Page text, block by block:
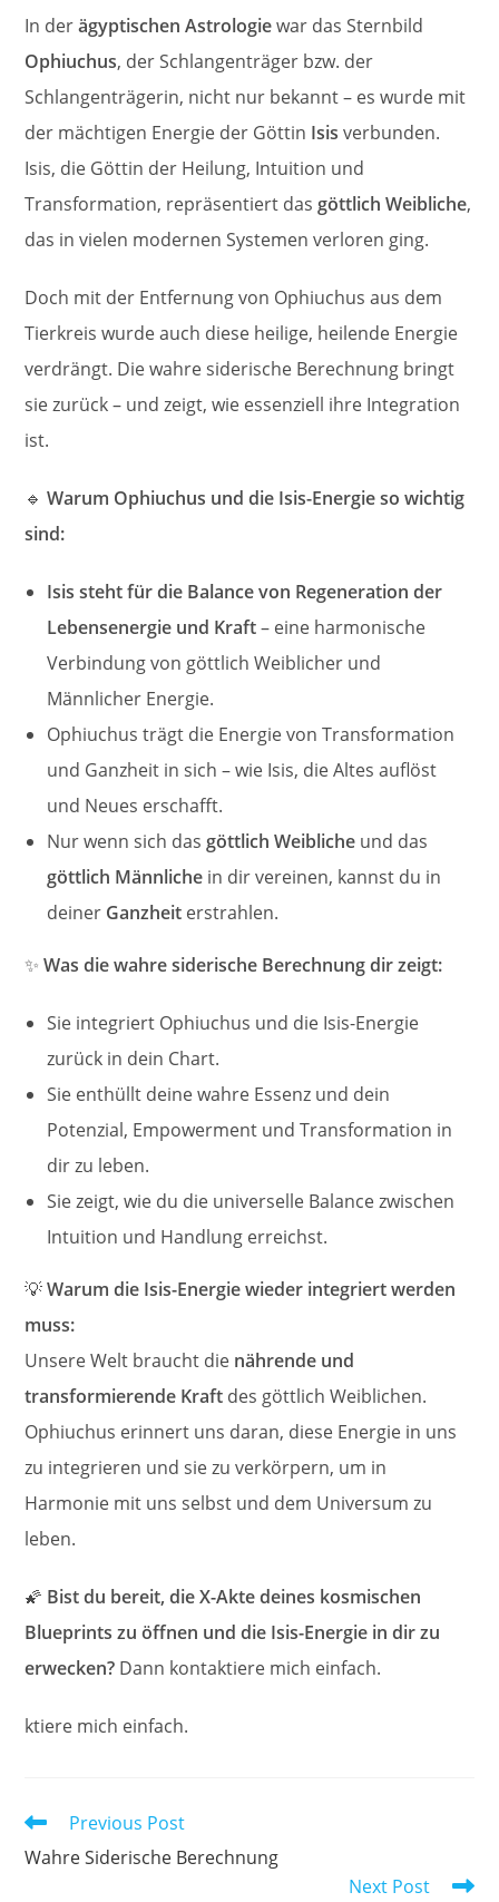
In derägyptischen Astrologiewar das Sternbild
Ophiuchus, der Schlangenträger bzw. der
Schlangenträgerin, nicht nur bekannt – es wurde mit
der mächtigen Energie der Göttin Isis verbunden.
Isis, die Göttin der Heilung, Intuition und
Transformation, repräsentiert das göttlich Weibliche,
das in vielen modernen Systemen verloren ging.
Doch mit der Entfernung von Ophiuchus aus dem
Tierkreis wurde auch diese heilige, heilende Energie
verdrängt. Die wahre siderische Berechnung bringt
sie zurück – und zeigt, wie essenziell ihre Integration
ist.
🔹Warum Ophiuchus und die Isis-Energie so wichtig
sind:
Isis steht für die Balance von Regeneration der
Lebensenergie und Kraft– eine harmonische
Verbindung von göttlich Weiblicher und
Männlicher Energie.
Ophiuchus trägt die Energie von Transformation
und Ganzheit in sich – wie Isis, die Altes auflöst
und Neues erschafft.
Nur wenn sich das göttlich Weibliche und das
göttlich Männliche in dir vereinen, kannst du in
deiner Ganzheit erstrahlen.
✨Was die wahre siderische Berechnung dir zeigt:
Sie integriert Ophiuchus und die Isis-Energie
zurück in dein Chart.
Sie enthüllt deine wahre Essenz und dein
Potenzial, Empowerment und Transformation in
dir zu leben.
Sie zeigt, wie du die universelle Balance zwischen
Intuition und Handlung erreichst.
💡Warum die Isis-Energie wieder integriert werden
muss:
Unsere Welt braucht die nährende und
transformierende Kraft des göttlich Weiblichen.
Ophiuchus erinnert uns daran, diese Energie in uns
zu integrieren und sie zu verkörpern, um in
Harmonie mit uns selbst und dem Universum zu
leben.
🌠 Bist du bereit, die X-Akte deines kosmischen
Blueprints zu öffnen und die Isis-Energie in dir zu
erwecken? Dann kontaktiere mich einfach.
ktiere mich einfach.
Read
articles
Previous Post
Wahre Siderische Berechnung
Next Post